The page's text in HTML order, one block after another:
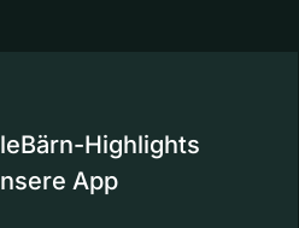
Highlights
App